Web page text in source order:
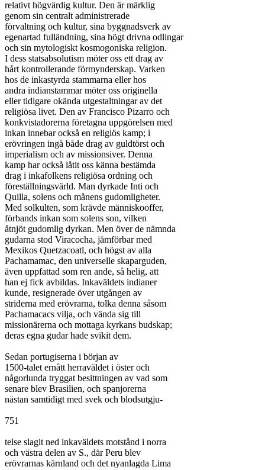
relativt högvärdig kultur. Den är märklig
genom sin centralt administrerade
förvaltning och kultur, sina byggnadsverk av
egenartad fulländning, sina högt drivna odlingar
och sin mytologiskt kosmogoniska religion.
I dess statsabsolutism möter oss ett drag av
hårt kontrollerande förmynderskap. Varken
hos de inkastyrda stammarna eller hos
andra indianstammar möter oss originella
eller tidigare okända utgestaltningar av det
religiösa livet. Den av Francisco Pizarro och
konkvistadorerna företagna uppgörelsen med
inkan innebar också en religiös kamp; i
erövringen ingå både drag av guldtörst och
imperialism och av missionsiver. Denna
kamp har också låtit oss känna bestämda
drag i inkafolkens religiösa ordning och
föreställningsvärld. Man dyrkade Inti och
Quilla, solens och månens gudomligheter.
Med solkulten, som krävde människooffer,
förbands inkan som solens son, vilken
åtnjöt gudomlig dyrkan. Men över de nämnda
gudarna stod Viracocha, jämförbar med
Mexikos Quetzacoatl, och högst av alla
Pachamamac, den universelle skaparguden,
även uppfattad som ren ande, så helig, att
han ej fick avbildas. Inkaväldets indianer
kunde, resignerade över utgången av
striderna med erövrarna, tolka denna såsom
Pachamacacs vilja, och vända sig till
missionärerna och mottaga kyrkans budskap;
deras egna gudar hade svikit dem.
Sedan portugiserna i början av
1500-talet ernått herraväldet i öster och
någorlunda tryggat besittningen av vad som
senare blev Brasilien, och spanjorerna
nästan samtidigt med svek och blodsutgju-
751
telse slagit ned inkaväldets motstånd i norra
och västra delen av S., där Peru blev
erövrarnas kärnland och det nyanlagda Lima